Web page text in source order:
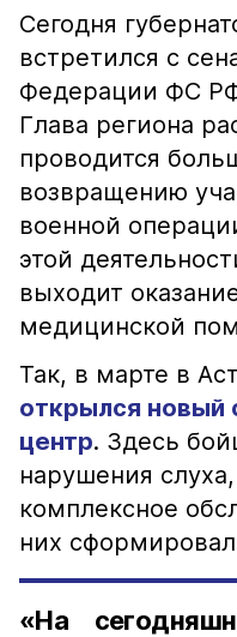
Сегодня
встретился с
Федерации ФС
Глава региона
проводится
возвращению
военной
этой
выходит
медицинской
Так, в марте в
открылся новый
центр. Здесь
нарушения
комплексное
них
«На